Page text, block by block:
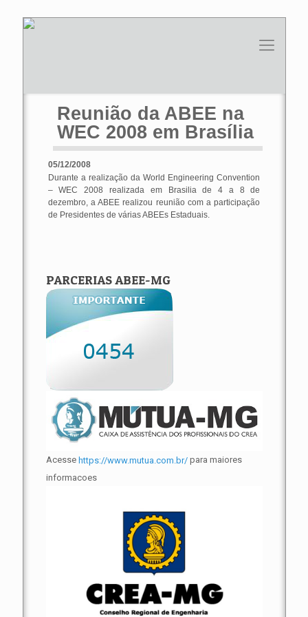
Reunião da ABEE na
WEC 2008 em Brasília
05/12/2008
Durante a realização da World Engineering Convention
– WEC 2008 realizada em Brasilia de 4 a 8 de
dezembro, a ABEE realizou reunião com a participação
de Presidentes de várias ABEEs Estaduais.
PARCERIAS ABEE-MG
Acesse https://www.mutua.com.br/para maiores
informacoes